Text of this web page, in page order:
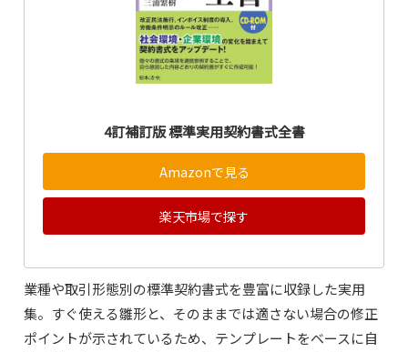
4訂補訂版 標準実用契約書式全書
Amazonで見る
楽天市場で探す
業種や取引形態別の標準契約書式を豊富に収録した実用
集。すぐ使える雛形と、そのままでは適さない場合の修正
ポイントが示されているため、テンプレートをベースに自